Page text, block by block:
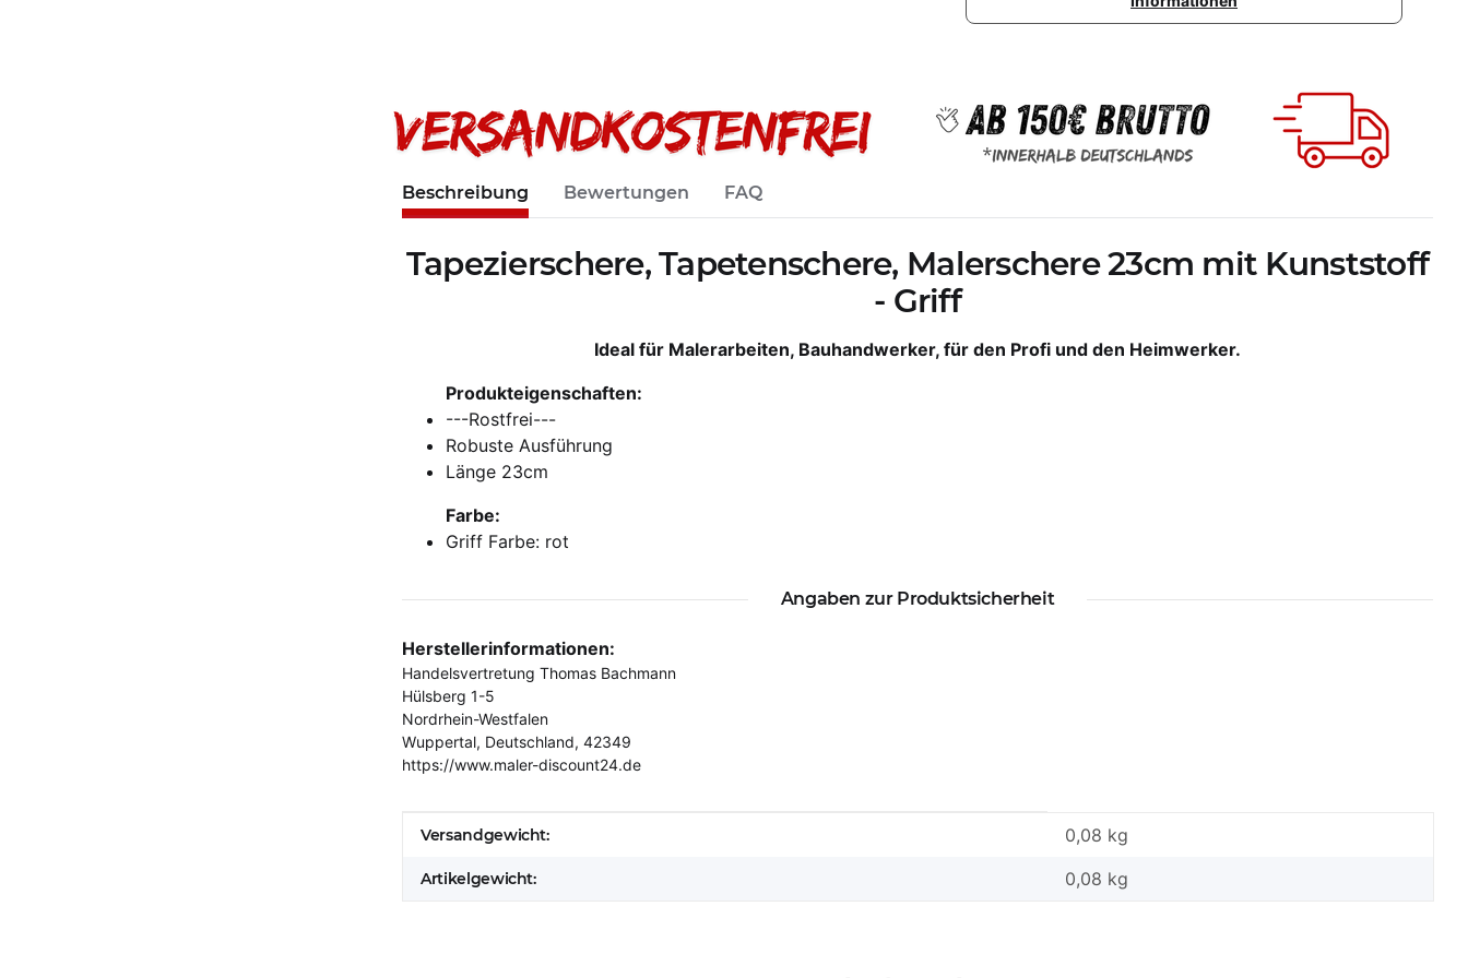
Beschreibung Bewertungen FAQ
Tapezierschere, Tapetenschere, Malerschere 23cm mit Kunststoff
- Griff
Ideal für Malerarbeiten, Bauhandwerker, für den Profi und den Heimwerker.
Produkteigenschaften:
---Rostfrei---
Robuste Ausführung
Länge 23cm
Farbe:
Griff Farbe: rot
Angaben zur Produktsicherheit
Herstellerinformationen:
Handelsvertretung Thomas Bachmann
Hülsberg 1-5
Nordrhein-Westfalen
Wuppertal, Deutschland, 42349
https://www.maler-discount24.de
Produkteigenschaft
Wert
Versandgewicht: 0,08 kg
Artikelgewicht: 0,08 kg